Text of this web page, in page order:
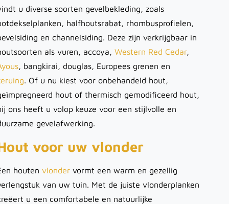
u diverse soorten gevelbekleding, zoals
halfhoutsrabat, rhombusprofielen,
en channelsiding. Deze zijn verkrijgbaar in
als vuren, accoya, Western Red Cedar,
, bangkirai, douglas, Europees grenen en
. Of u nu kiest voor onbehandeld hout,
hout of thermisch gemodificeerd hout,
ons heeft u volop keuze voor een stijlvolle en
gevelafwerking.
voor uw vlonder
houten vlonder vormt een warm en gezellig
van uw tuin. Met de juiste vlonderplanken
u een comfortabele en natuurlijke